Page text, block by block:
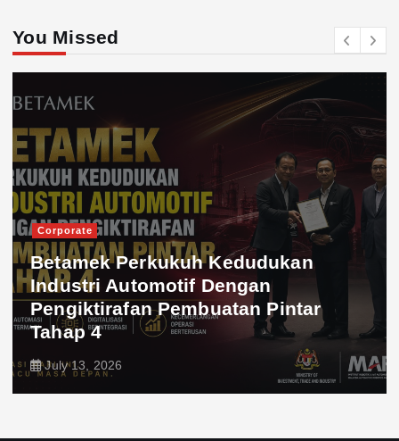
You Missed
Ekonomi
Dagangan Malaysia-Indonesia
Dijangka Cecah AS$29.3 Bilion,
Kerjasama Halal Jadi Pemacu
July 12, 2026